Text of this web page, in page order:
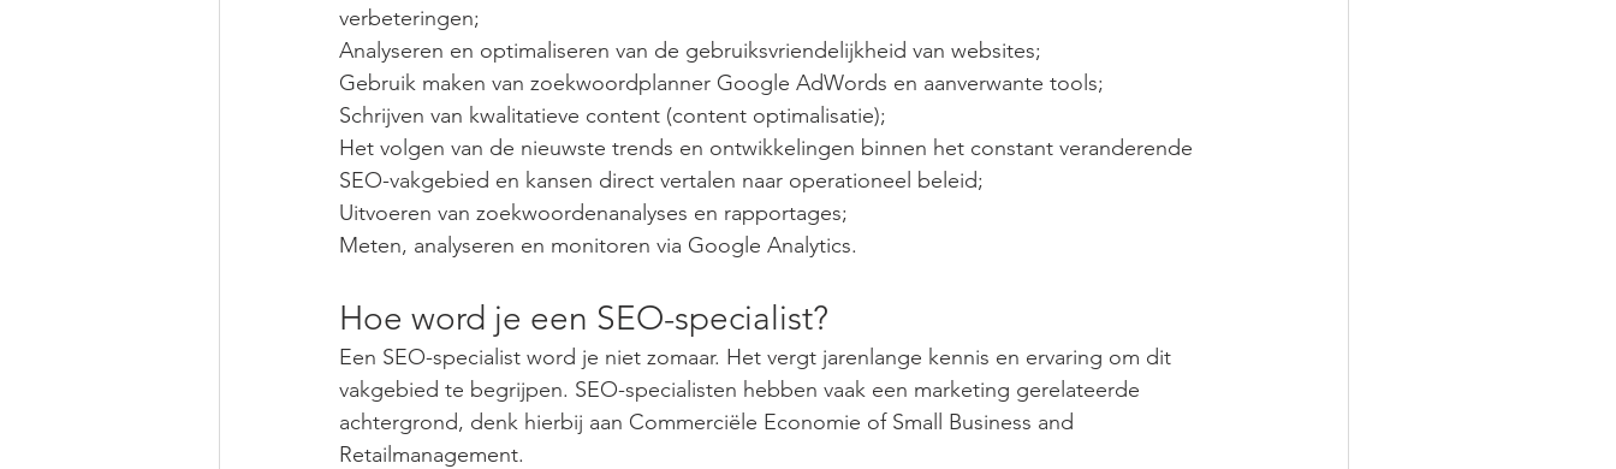
verbeteringen;
Analyseren en optimaliseren van de gebruiksvriendelijkheid van websites;
Gebruik maken van zoekwoordplanner Google AdWords en aanverwante tools;
Schrijven van kwalitatieve content (content optimalisatie);
Het volgen van de nieuwste trends en ontwikkelingen binnen het constant veranderende
SEO-vakgebied en kansen direct vertalen naar operationeel beleid;
Uitvoeren van zoekwoordenanalyses en rapportages;
Meten, analyseren en monitoren via Google Analytics.
Hoe word je een SEO-specialist?
Een SEO-specialist word je niet zomaar. Het vergt jarenlange kennis en ervaring om dit
vakgebied te begrijpen. SEO-specialisten hebben vaak een marketing gerelateerde
achtergrond, denk hierbij aan Commerciële Economie of Small Business and
Retailmanagement.